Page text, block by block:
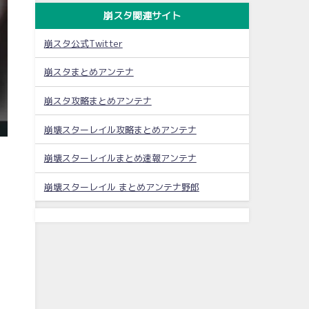
崩スタ関連サイト
崩スタ公式Twitter
崩スタまとめアンテナ
崩スタ攻略まとめアンテナ
崩壊スターレイル攻略まとめアンテナ
崩壊スターレイルまとめ速報アンテナ
崩壊スターレイル まとめアンテナ野郎